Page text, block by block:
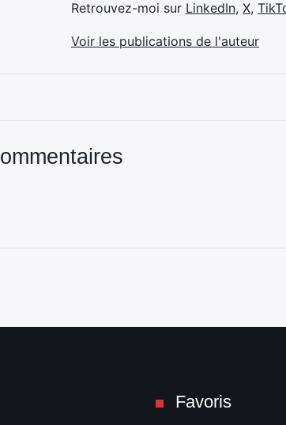
Retrouvez-moi sur LinkedIn, X,
Voir les publications de l'auteur
Favoris